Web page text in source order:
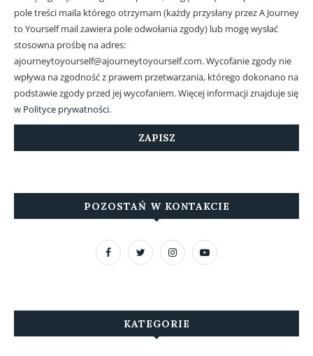
pole treści maila którego otrzymam (każdy przysłany przez A Journey
to Yourself mail zawiera pole odwołania zgody) lub mogę wysłać
stosowna prośbę na adres:
ajourneytoyourself@ajourneytoyourself.com. Wycofanie zgody nie
wpływa na zgodność z prawem przetwarzania, którego dokonano na
podstawie zgody przed jej wycofaniem. Więcej informacji znajduje się
w Polityce prywatności.
POZOSTAŃ W KONTAKCIE
KATEGORIE